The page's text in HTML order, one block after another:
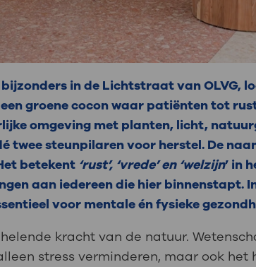
in de Lichtstraat van OLVG,
groene cocon waar patiënten tot
omgeving met planten, licht,
twee steunpilaren voor herstel. De
betekent ‘rust’, ‘vrede’ en ‘welzijn’ in
aan iedereen die hier binnenstapt.
voor mentale én fysieke
kracht van de natuur.
stress verminderen, maar ook het